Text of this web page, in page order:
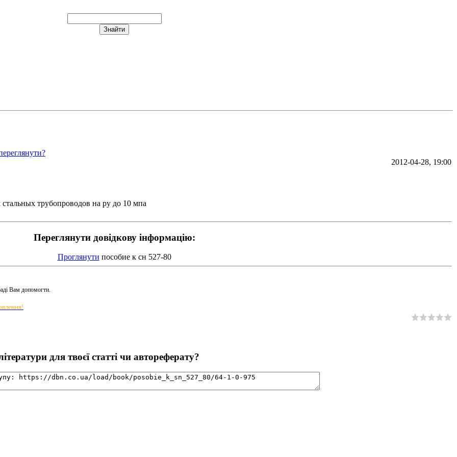
2012-04-28, 19:00
трубопроводов на ру до 10 мпа
Переглянути довідкову інформацію:
Проглянути пособие к сн 527-80
Вам допомогти.
для твоєї статті чи автореферату?